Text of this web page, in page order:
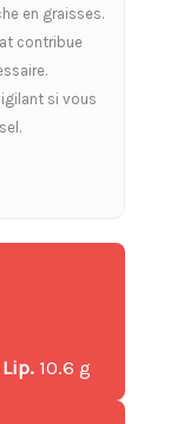
en graisses.
contribue
si vous
Lip. 10.6 g